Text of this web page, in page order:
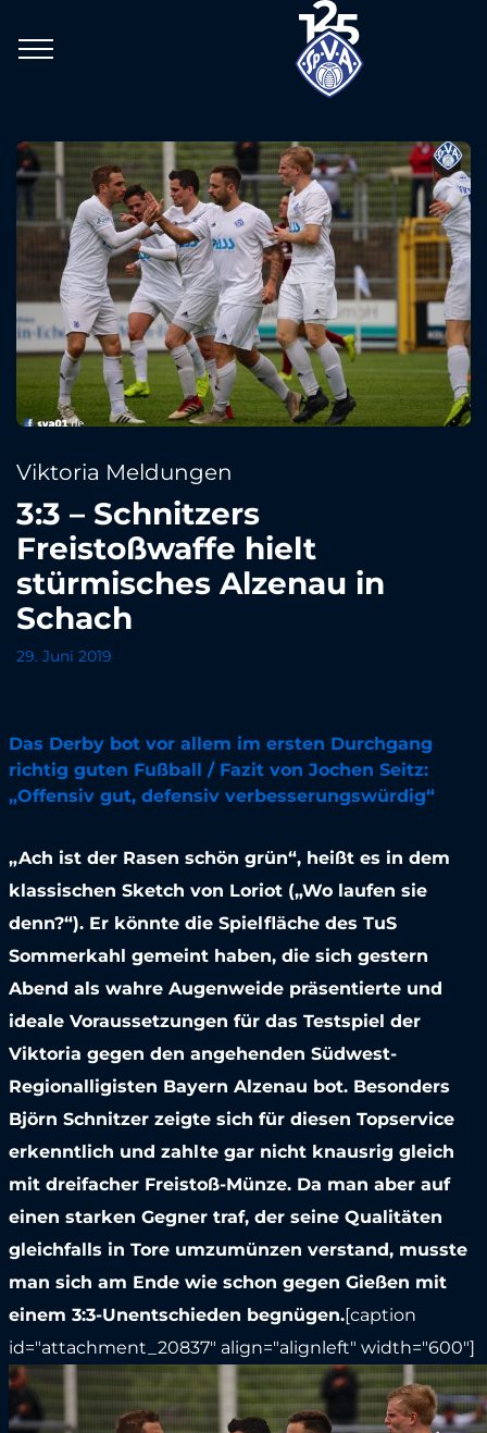
Viktoria Meldungen
3:3 – Schnitzers
Freistoßwaffe hielt
stürmisches Alzenau in
Schach
29. Juni 2019
Das Derby bot vor allem im ersten Durchgang
richtig guten Fußball / Fazit von Jochen Seitz:
„Offensiv gut, defensiv verbesserungswürdig“
„Ach ist der Rasen schön grün“, heißt es in dem
klassischen Sketch von Loriot („Wo laufen sie
denn?“). Er könnte die Spielfläche des TuS
Sommerkahl gemeint haben, die sich gestern
Abend als wahre Augenweide präsentierte und
ideale Voraussetzungen für das Testspiel der
Viktoria gegen den angehenden Südwest-
Regionalligisten Bayern Alzenau bot. Besonders
Björn Schnitzer zeigte sich für diesen Topservice
erkenntlich und zahlte gar nicht knausrig gleich
mit dreifacher Freistoß-Münze. Da man aber auf
einen starken Gegner traf, der seine Qualitäten
gleichfalls in Tore umzumünzen verstand, musste
man sich am Ende wie schon gegen Gießen mit
einem 3:3-Unentschieden begnügen.[caption
id="attachment_20837" align="alignleft" width="600"]